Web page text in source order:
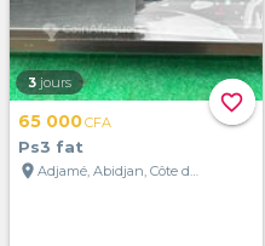
favorite_border
3 jours
65 000CFA
Ps3 fat
location_on
Adjamé, Abidjan, Côte d'Ivoire